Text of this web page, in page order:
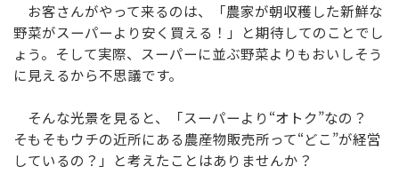
お客さんがやって来るのは、「農家が朝収穫した新鮮な
野菜がスーパーより安く買える！」と期待してのことでし
ょう。そして実際、スーパーに並ぶ野菜よりもおいしそう
に見えるから不思議です。
そんな光景を見ると、「スーパーより“オトク”なの？
そもそもウチの近所にある農産物販売所って“どこ”が経営
しているの？」と考えたことはありませんか？